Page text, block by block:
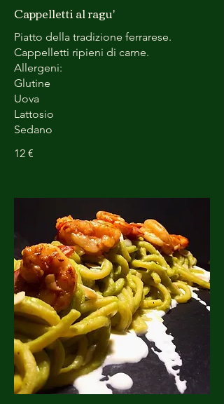
Cappelletti al ragu'
Piatto della tradizione ferrarese.
Cappelletti ripieni di carne.
Allergeni:
Glutine
Uova
Lattosio
Sedano
12 €